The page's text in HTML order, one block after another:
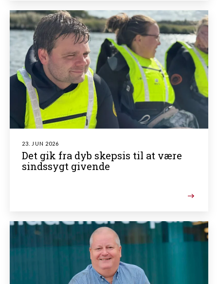
23. JUN 2026
Det gik fra dyb skepsis til at være
sindssygt givende